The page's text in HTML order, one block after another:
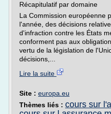
Récapitulatif par domaine
La Commission européenne
l'année, des décisions
d'infraction contre les États
conforment pas aux
vertu de la législation de
décisions,...
Lire la suite
Site : europa.eu
Thèmes liés : cours sur